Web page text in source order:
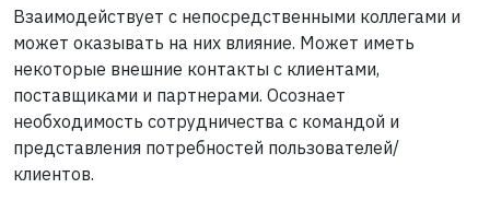
Взаимодействует с непосредственными коллегами и
может оказывать на них влияние. Может иметь
некоторые внешние контакты с клиентами,
поставщиками и партнерами. Осознает
необходимость сотрудничества с командой и
представления потребностей пользователей/
клиентов.